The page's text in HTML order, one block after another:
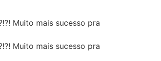
Muito mais sucesso pra
Muito mais sucesso pra